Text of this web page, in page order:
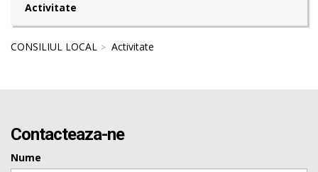
Activitate
CONSILIUL LOCAL Activitate
Contacteaza-ne
Nume